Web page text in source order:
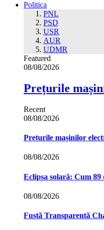
Politica
PNL
PSD
USR
AUR
UDMR
Featured
08/08/2026
Prețurile
Recent
08/08/2026
Prețurile mașinilor
08/08/2026
Eclipsa solară: Cum 89
08/08/2026
Fustă Transparentă